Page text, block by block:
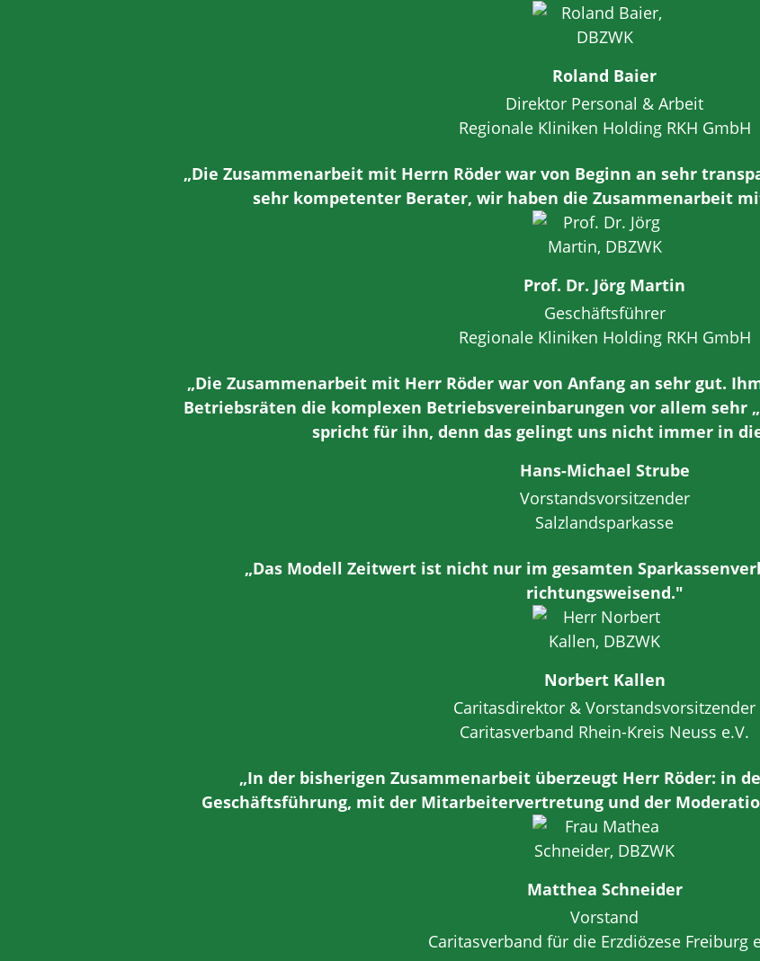
Roland Baier
Direktor Personal & Arbeit
Regionale Kliniken Holding RKH GmbH
„Die Zusammenarbeit mit Herrn Röder war von Beginn an sehr
sehr kompetenter Berater, wir haben die Zusammenarbeit
Prof. Dr. Jörg Martin
Geschäftsführer
Regionale Kliniken Holding RKH GmbH
„Die Zusammenarbeit mit Herr Röder war von Anfang an sehr gut.
Betriebsräten die komplexen Betriebsvereinbarungen vor allem sehr
spricht für ihn, denn das gelingt uns nicht immer in
Hans-Michael Strube
Vorstandsvorsitzender
Salzlandsparkasse
„Das Modell Zeitwert ist nicht nur im gesamten
richtungsweisend."
Norbert Kallen
Caritasdirektor & Vorstandsvorsitzender
Caritasverband Rhein-Kreis Neuss e.V.
„In der bisherigen Zusammenarbeit überzeugt Herr Röder: in
Geschäftsführung, mit der Mitarbeitervertretung und der
Matthea Schneider
Vorstand
Caritasverband für die Erzdiözese Freiburg